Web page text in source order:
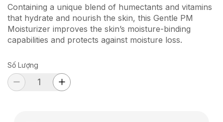
Containing a unique blend of humectants and vitamins
that hydrate and nourish the skin, this Gentle PM
Moisturizer improves the skin’s moisture-binding
capabilities and protects against moisture loss.
Số Lượng